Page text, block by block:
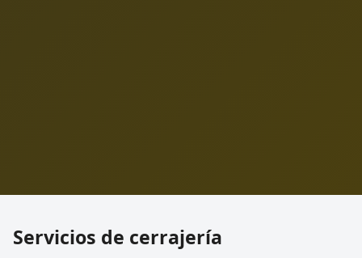
Servicios de cerrajería